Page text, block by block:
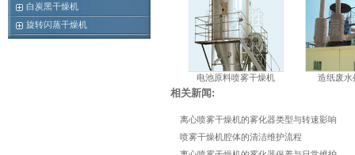
白炭黑干燥机
旋转闪蒸干燥机
电池原料喷雾干燥机 造纸废水
相关新闻:
离心喷雾干燥机的雾化器类型与转速影响
喷雾干燥机腔体的清洁维护流程